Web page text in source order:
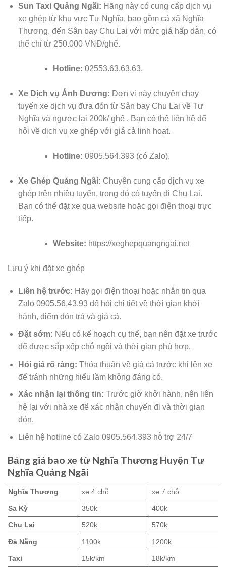
Sun Taxi Quảng Ngãi: Hãng này có cung cấp dịch vụ
xe ghép từ khu vực Tư Nghĩa, bao gồm cả xã Nghĩa
Thương, đến Sân bay Chu Lai với mức giá hấp dẫn, có
thể chỉ từ 250.000 VNĐ/ghế.
Hotline: 02553.63.63.63.
Xe Dịch vụ Ánh Dương: Đơn vị này chuyên chạy
tuyến xe dịch vụ đưa đón từ Sân bay Chu Lai về Tư
Nghĩa và ngược lại 200k/ ghế . Bạn có thể liên hệ để
hỏi về dịch vụ xe ghép với giá cả linh hoạt.
Hotline: 0905.564.393 (có Zalo).
Xe Ghép Quảng Ngãi: Chuyên cung cấp dịch vụ xe
ghép trên nhiều tuyến, trong đó có tuyến đi Chu Lai.
Bạn có thể đặt xe qua website hoặc gọi điện thoại trực
tiếp.
Website: https://xeghepquangngai.net
Lưu ý khi đặt xe ghép
Liên hệ trước: Hãy gọi điện thoại hoặc nhắn tin qua
Zalo 0905.56.43.93 để hỏi chi tiết về thời gian khởi
hành, điểm đón trả và giá cả.
Đặt sớm: Nếu có kế hoạch cụ thể, bạn nên đặt xe trước
để được sắp xếp chỗ ngồi và thời gian phù hợp.
Hỏi giá rõ ràng: Thỏa thuận về giá cả trước khi lên xe
để tránh những hiểu lầm không đáng có.
Xác nhận lại thông tin: Trước giờ khởi hành, nên liên
hệ lại với nhà xe để xác nhận chuyến đi và thời gian
đón.
Liên hệ hotline có Zalo 0905.564.393 hỗ trợ 24/7
Bảng giá bao xe từ Nghĩa Thương Huyện Tư
Nghĩa Quảng Ngãi
Nghĩa Thương xe 4 chỗ xe 7 chỗ
Sa Kỳ 350k 400k
Chu Lai 520k 570k
Đà Nẵng 1100k 1200k
Taxi 15k/km 18k/km